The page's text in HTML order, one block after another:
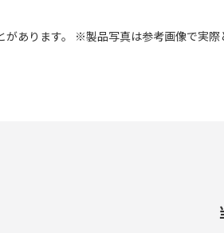
あります。 ※製品写真は参考画像で実際